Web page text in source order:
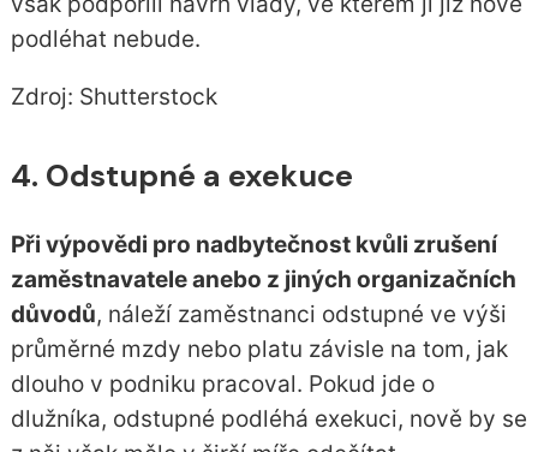
podléhat nebude.
Zdroj: Shutterstock
4. Odstupné a exekuce
Při výpovědi pro nadbytečnost kvůli zrušení
zaměstnavatele anebo z jiných organizačních
důvodů, náleží zaměstnanci odstupné ve výši
průměrné mzdy nebo platu závisle na tom, jak
dlouho v podniku pracoval. Pokud jde o
dlužníka, odstupné podléhá exekuci, nově by se